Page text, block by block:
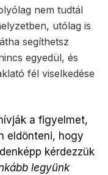
nem tudtál
utólag is
segíthetsz
egyedül, és
fél viselkedése
a figyelmet,
eldönteni, hogy
kérdezzük
legyünk